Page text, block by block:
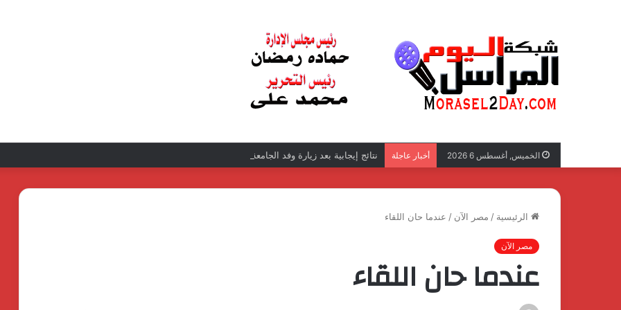
الخميس, أغسطس 6 2026 أخبار عاجلة نتائج إيجابية بعد زيارة وفد الجامعة المصرية النتائج إيجابية بعد زيارة وفد الجامعة المصرية الروسية
الرئيسية / مصر الآن / عندما حان اللقاء
مصر الآن
عندما حان اللقاء